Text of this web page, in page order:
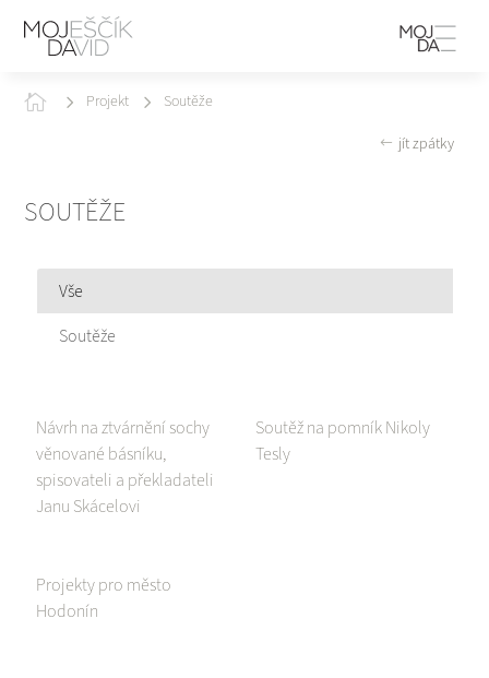
 Projekt Soutěže
jít zpátky
SOUTĚŽE
Vše
Soutěže
Návrh na ztvárnění sochy
věnované básníku,
spisovateli a překladateli
Janu Skácelovi
Soutěž na pomník Nikoly
Tesly
Projekty pro město
Hodonín